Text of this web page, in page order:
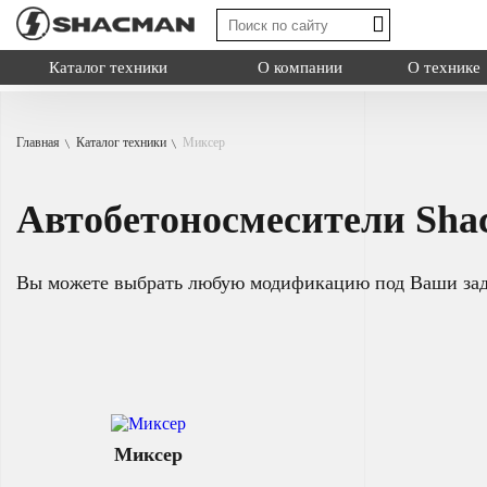
Каталог техники О компании О технике
Shacman X6000
Самосвал
Shacman
Назначение:
Главная Каталог техники Миксер
Автобетоносмесители
Вы можете выбрать любую модификацию под Ваши
Миксер